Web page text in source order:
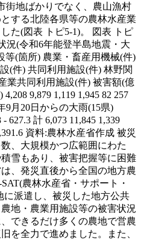
街地ばかりでなく、農山漁村
する北陸各県等の農林水産業
た(図表 トピ5-1)。 図表 トピ
況(令和6年能登半島地震・大
等(箇所) 農業・畜産用機械(件)
(件) 共同利用施設(件) 林野関
業共同利用施設(件) 被害額(億
9,879 1,119 1,945 82 257
9月20日からの大雨(15県)
- 627.3 計 6,073 11,845 1,339
資料:農林水産省作成 被災
、大規模かつ広範囲にわた
雪もあり、被害把握等に困難
、発災直後から全国の地方農
農林水産省・サポート・
に派遣し、被災した地方公共
地・農業用施設等の被害状況
できるだけ多くの農地で営農
を全力で進めました。また、